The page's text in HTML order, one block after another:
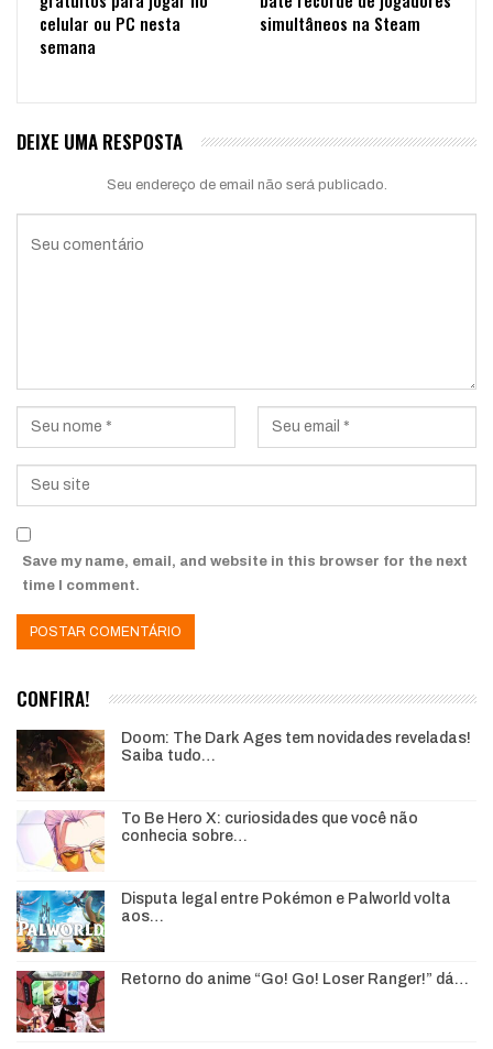
celular ou PC nesta
semana
simultâneos na Steam
DEIXE UMA RESPOSTA
Seu endereço de email não será publicado.
Save my name, email, and website in this browser for the next
time I comment.
CONFIRA!
Doom: The Dark Ages tem novidades reveladas!
Saiba tudo…
To Be Hero X: curiosidades que você não
conhecia sobre…
Disputa legal entre Pokémon e Palworld volta
aos…
Retorno do anime “Go! Go! Loser Ranger!” dá…